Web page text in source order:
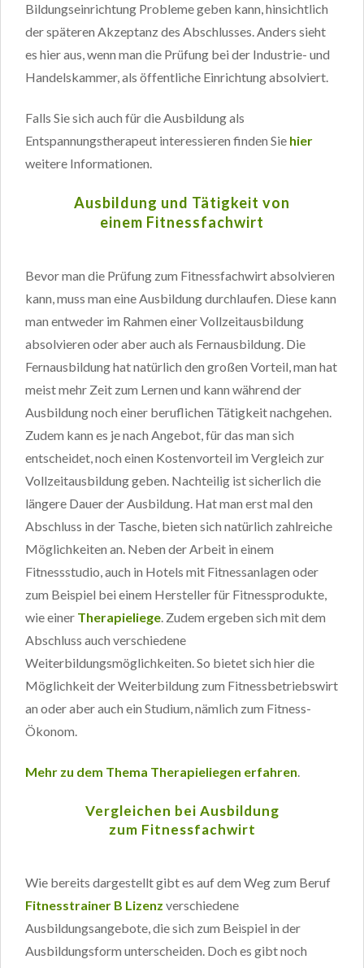
Bildungseinrichtung Probleme geben kann, hinsichtlich
der späteren Akzeptanz des Abschlusses. Anders sieht
es hier aus, wenn man die Prüfung bei der Industrie- und
Handelskammer, als öffentliche Einrichtung absolviert.
Falls Sie sich auch für die Ausbildung als
Entspannungstherapeut interessieren finden Sie hier
weitere Informationen.
Ausbildung und Tätigkeit von
einem Fitnessfachwirt
Bevor man die Prüfung zum Fitnessfachwirt absolvieren
kann, muss man eine Ausbildung durchlaufen. Diese kann
man entweder im Rahmen einer Vollzeitausbildung
absolvieren oder aber auch als Fernausbildung. Die
Fernausbildung hat natürlich den großen Vorteil, man hat
meist mehr Zeit zum Lernen und kann während der
Ausbildung noch einer beruflichen Tätigkeit nachgehen.
Zudem kann es je nach Angebot, für das man sich
entscheidet, noch einen Kostenvorteil im Vergleich zur
Vollzeitausbildung geben. Nachteilig ist sicherlich die
längere Dauer der Ausbildung. Hat man erst mal den
Abschluss in der Tasche, bieten sich natürlich zahlreiche
Möglichkeiten an. Neben der Arbeit in einem
Fitnessstudio, auch in Hotels mit Fitnessanlagen oder
zum Beispiel bei einem Hersteller für Fitnessprodukte,
wie einer Therapieliege. Zudem ergeben sich mit dem
Abschluss auch verschiedene
Weiterbildungsmöglichkeiten. So bietet sich hier die
Möglichkeit der Weiterbildung zum Fitnessbetriebswirt
an oder aber auch ein Studium, nämlich zum Fitness-
Ökonom.
Mehr zu dem Thema Therapieliegen erfahren.
Vergleichen bei Ausbildung
zum Fitnessfachwirt
Wie bereits dargestellt gibt es auf dem Weg zum Beruf
Fitnesstrainer B Lizenz verschiedene
Ausbildungsangebote, die sich zum Beispiel in der
Ausbildungsform unterscheiden. Doch es gibt noch